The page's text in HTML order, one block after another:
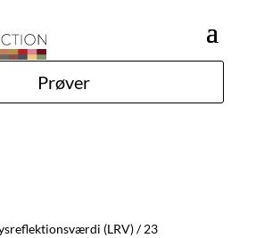
Prøver
(LRV) / 23